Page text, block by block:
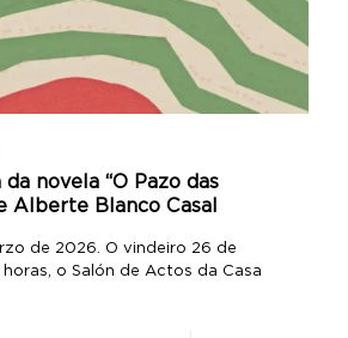
novela “O Pazo das
Alberte Blanco Casal
de 2026. O vindeiro 26 de
o Salón de Actos da Casa